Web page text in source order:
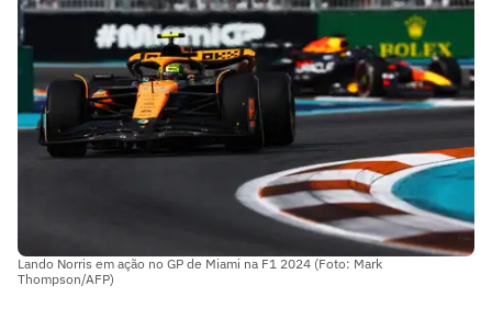
Lando Norris em ação no GP de Miami na F1 2024 (Foto: Mark
Thompson/AFP)